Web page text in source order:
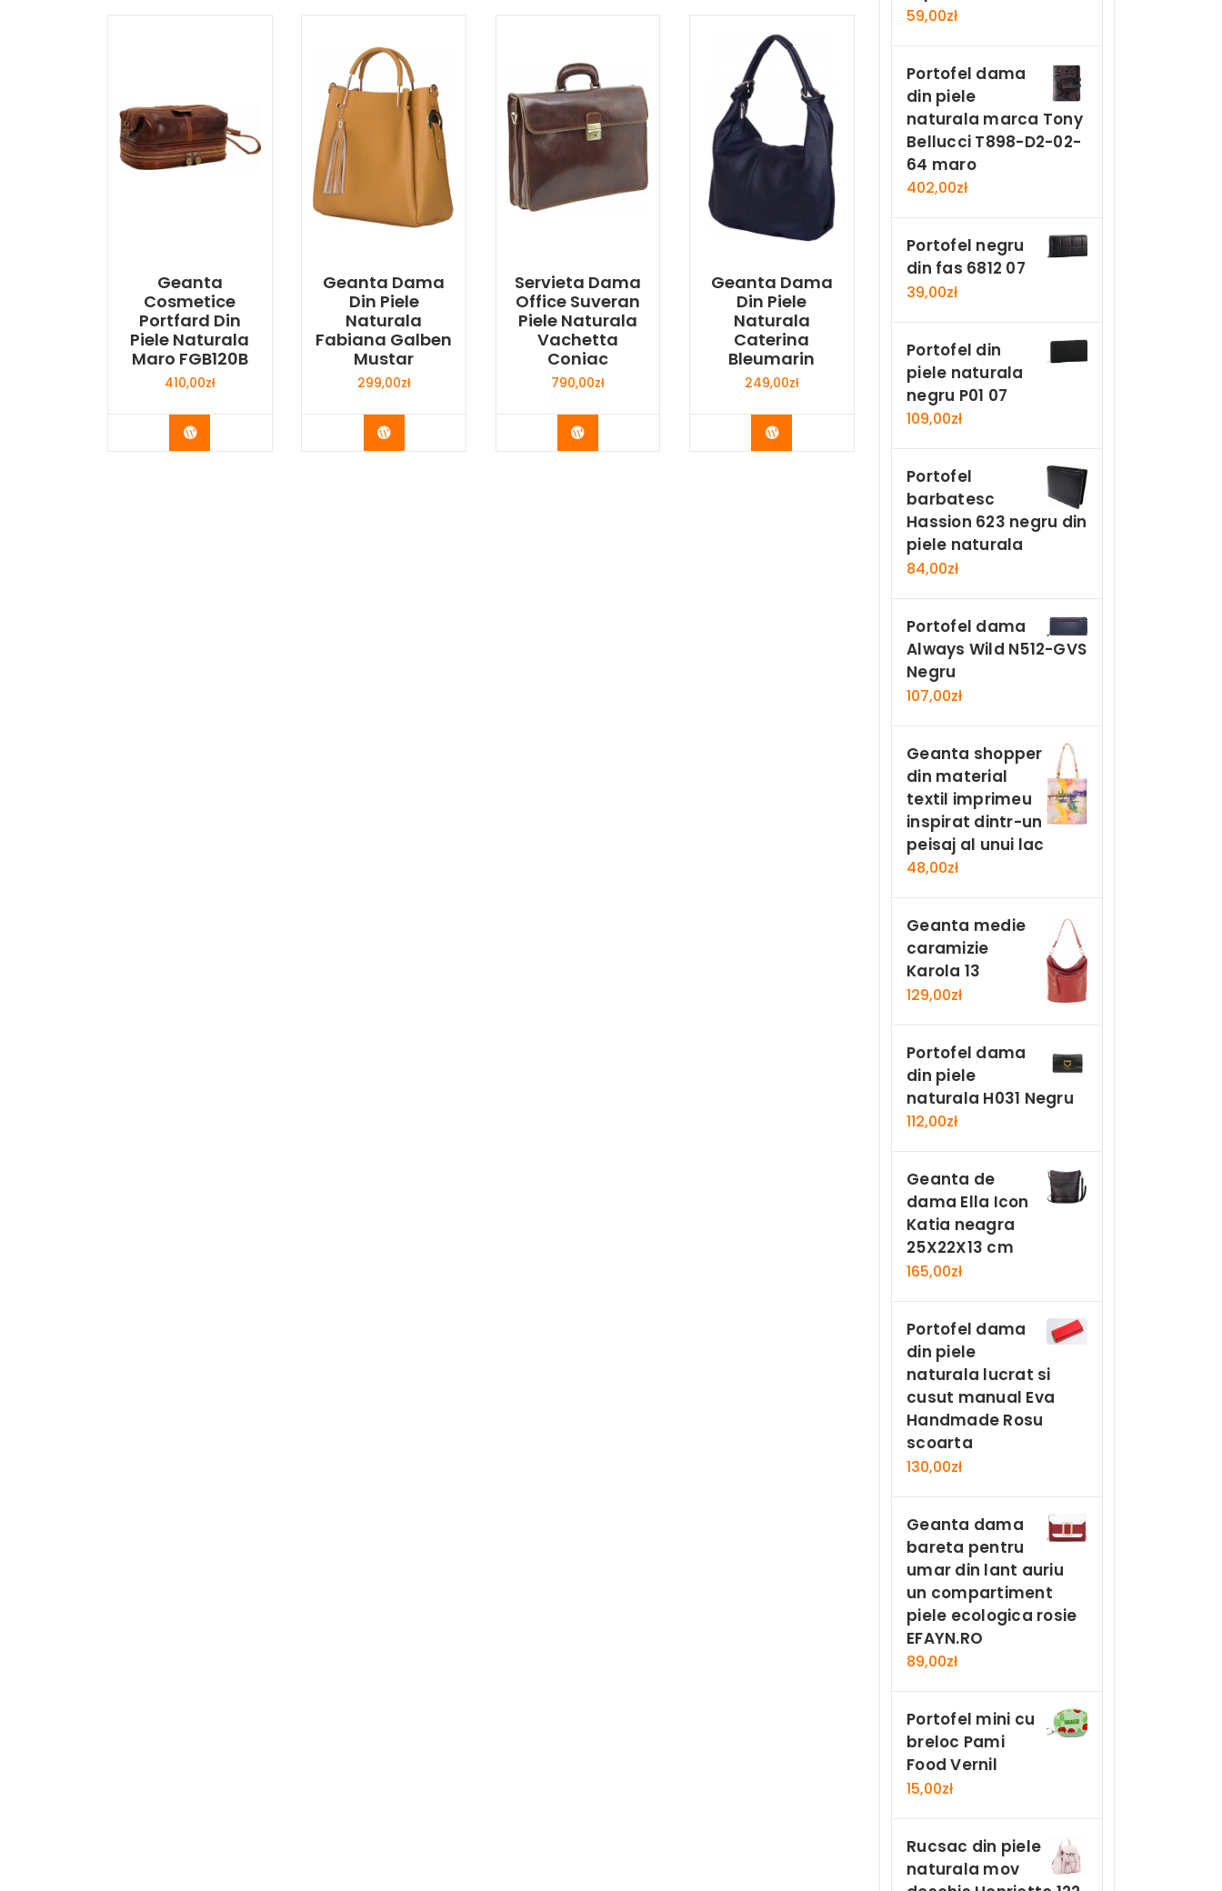
Geanta
Cosmetice
Portfard Din
Piele Naturala
Maro FGB120B
410,00zł
Buy Now
Geanta Dama
Din Piele
Naturala
Fabiana Galben
Mustar
299,00zł
Buy Now
Servieta Dama
Office Suveran
Piele Naturala
Vachetta
Coniac
790,00zł
Buy Now
Geanta Dama
Din Piele
Naturala
Caterina
Bleumarin
249,00zł
Buy Now
59,00zł
Portofel dama
din piele
naturala marca Tony
Bellucci T898-D2-02-
64 maro
402,00zł
Portofel negru
din fas 6812 07
39,00zł
Portofel din
piele naturala
negru P01 07
109,00zł
Portofel
barbatesc
Hassion 623 negru din
piele naturala
84,00zł
Portofel dama
Always Wild N512-GVS
Negru
107,00zł
Geanta shopper
din material
textil imprimeu
inspirat dintr-un
peisaj al unui lac
48,00zł
Geanta medie
caramizie
Karola 13
129,00zł
Portofel dama
din piele
naturala H031 Negru
112,00zł
Geanta de
dama Ella Icon
Katia neagra
25X22X13 cm
165,00zł
Portofel dama
din piele
naturala lucrat si
cusut manual Eva
Handmade Rosu
scoarta
130,00zł
Geanta dama
bareta pentru
umar din lant auriu
un compartiment
piele ecologica rosie
EFAYN.RO
89,00zł
Portofel mini cu
breloc Pami
Food Vernil
15,00zł
Rucsac din piele
naturala mov